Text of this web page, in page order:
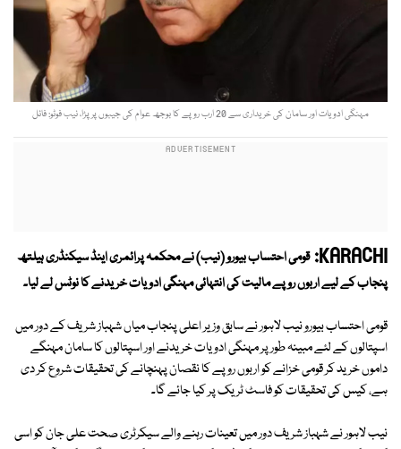
مہنگی ادویات اور سامان کی خریداری سے 20 ارب روپے کا بوجھ عوام کی جیبوں پر پڑا، نیب فوٹو: فائل
KARACHI: قومی احتساب بیورو (نیب) نے محکمہ پرائمری اینڈ سیکنڈری ہیلتھ
پنجاب کے لیے اربوں روپے مالیت کی انتہائی مہنگی ادویات خریدنے کا نوٹس لے لیا۔
قومی احتساب بیورو نیب لاہور نے سابق وزیر اعلی پنجاب میاں شہباز شریف کے دور میں
اسپتالوں کے لئے مبینہ طور پر مہنگی ادویات خریدنے اور اسپتالوں کا سامان مہنگے
داموں خرید کر قومی خزانے کو اربوں روپے کا نقصان پہنچانے کی تحقیقات شروع کر دی
ہے، کیس کی تحقیقات کو فاسٹ ٹریک پر کیا جائے گا۔
نیب لاہور نے شہباز شریف دور میں تعینات رہنے والے سیکرٹری صحت علی جان کو اسی